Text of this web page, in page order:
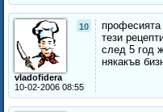
10
vladofidera
10-02-2006 08:55
тези
след 5 год
някакъв